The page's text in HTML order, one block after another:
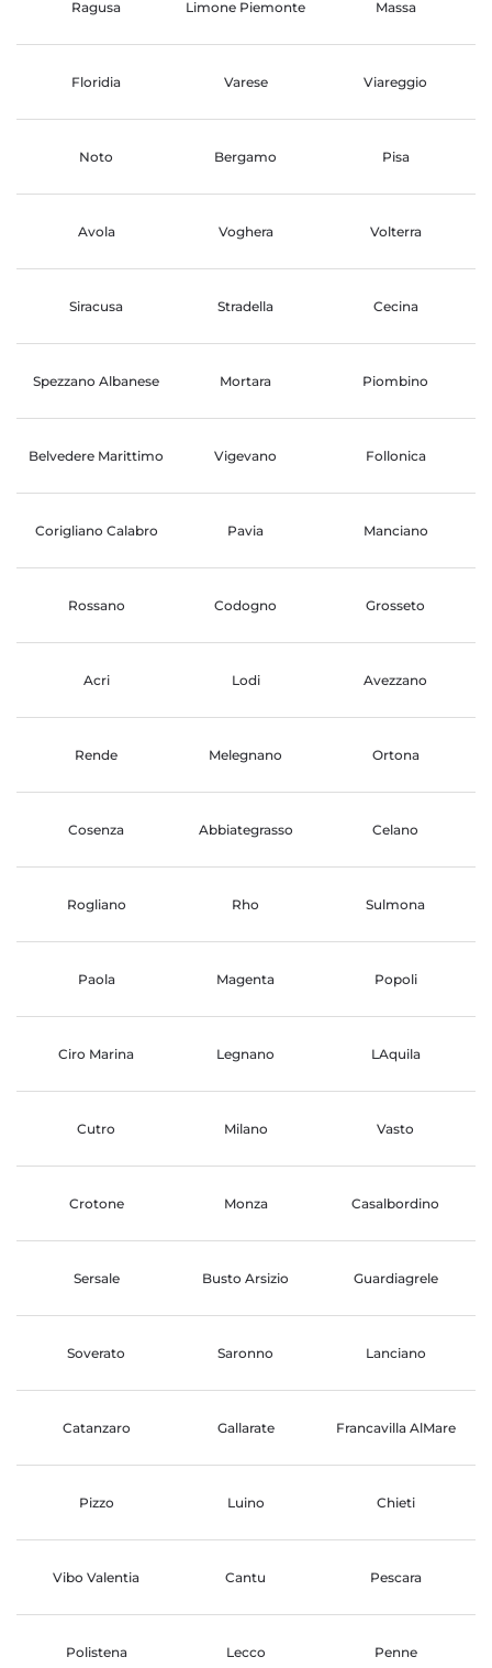
Ragusa Limone Piemonte Massa
Floridia Varese Viareggio
Noto Bergamo Pisa
Avola Voghera Volterra
Siracusa Stradella Cecina
Spezzano Albanese Mortara Piombino
Belvedere Marittimo Vigevano Follonica
Corigliano Calabro Pavia Manciano
Rossano Codogno Grosseto
Acri Lodi Avezzano
Rende Melegnano Ortona
Cosenza Abbiategrasso Celano
Rogliano Rho Sulmona
Paola Magenta Popoli
Ciro Marina Legnano LAquila
Cutro Milano Vasto
Crotone Monza Casalbordino
Sersale Busto Arsizio Guardiagrele
Soverato Saronno Lanciano
Catanzaro Gallarate Francavilla AlMare
Pizzo Luino Chieti
Vibo Valentia Cantu Pescara
Polistena Lecco Penne